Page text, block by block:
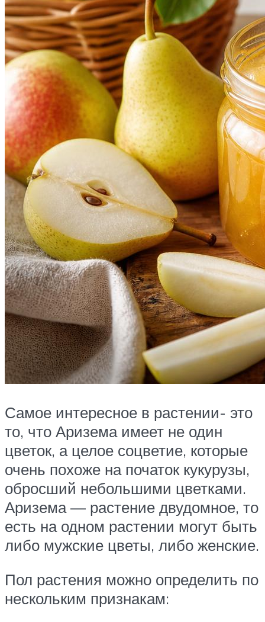
Самое интересное в растении- это
то, что Аризема имеет не один
цветок, а целое соцветие, которые
очень похоже на початок кукурузы,
обросший небольшими цветками.
Аризема — растение двудомное, то
есть на одном растении могут быть
либо мужские цветы, либо женские.
Пол растения можно определить по
нескольким признакам: